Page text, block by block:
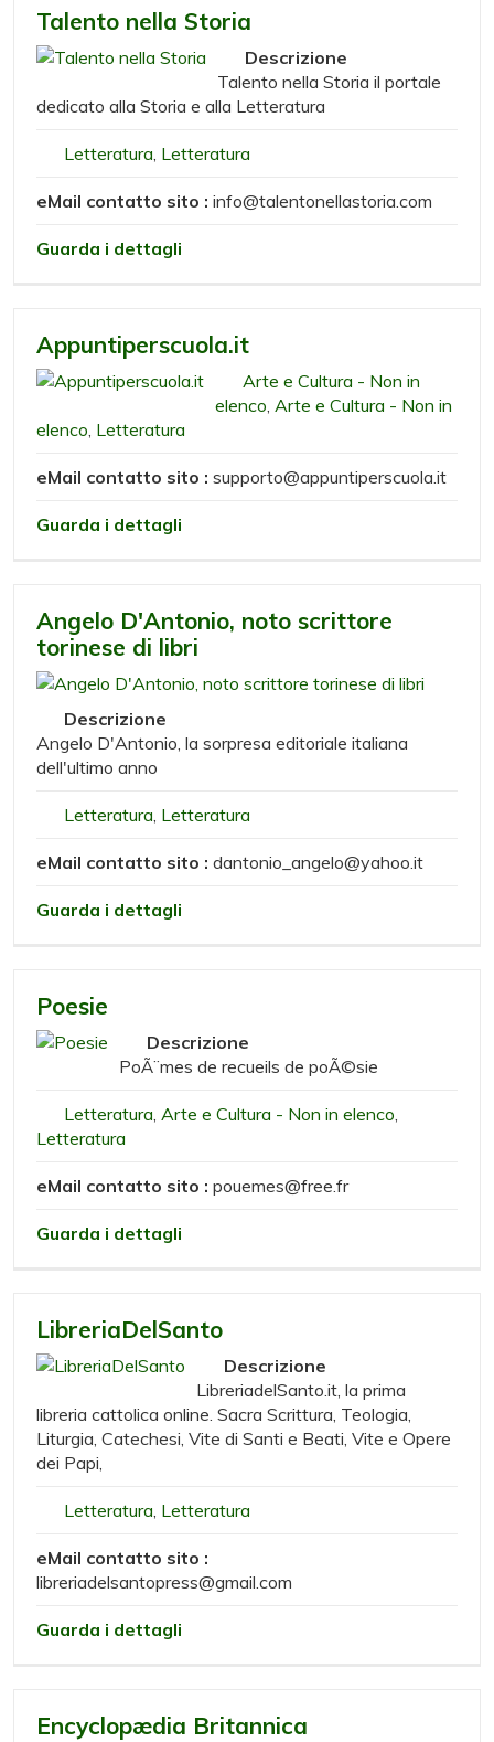
Talento nella Storia
Descrizione
Talento nella Storia il portale
dedicato alla Storia e alla Letteratura
Letteratura, Letteratura
eMail contatto sito : info@talentonellastoria.com
Guarda i dettagli
Appuntiperscuola.it
Arte e Cultura - Non in
elenco, Arte e Cultura - Non in
elenco, Letteratura
eMail contatto sito : supporto@appuntiperscuola.it
Guarda i dettagli
Angelo D'Antonio, noto scrittore
torinese di libri
Descrizione
Angelo D'Antonio, la sorpresa editoriale italiana
dell'ultimo anno
Letteratura, Letteratura
eMail contatto sito : dantonio_angelo@yahoo.it
Guarda i dettagli
Poesie
Descrizione
PoÃ¨mes de recueils de poÃ©sie
Letteratura, Arte e Cultura - Non in elenco,
Letteratura
eMail contatto sito : pouemes@free.fr
Guarda i dettagli
LibreriaDelSanto
Descrizione
LibreriadelSanto.it, la prima
libreria cattolica online. Sacra Scrittura, Teologia,
Liturgia, Catechesi, Vite di Santi e Beati, Vite e Opere
dei Papi,
Letteratura, Letteratura
eMail contatto sito :
libreriadelsantopress@gmail.com
Guarda i dettagli
Encyclopædia Britannica